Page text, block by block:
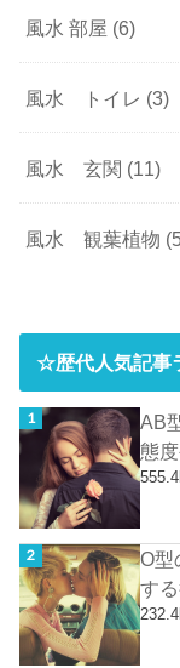
風水 部屋 (6)
風水 トイレ (3)
風水 玄関 (11)
風水 観葉植物
☆歴代人気記事
AB
態
O型
す